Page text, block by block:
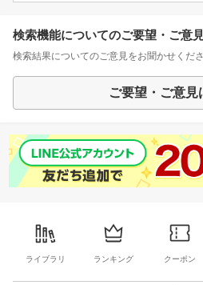
検索機能についてのご要望・ご意
検索結果についてのご意見をお聞かせくださ
ご要望・ご意見
ライブラリ ランキング クーポン